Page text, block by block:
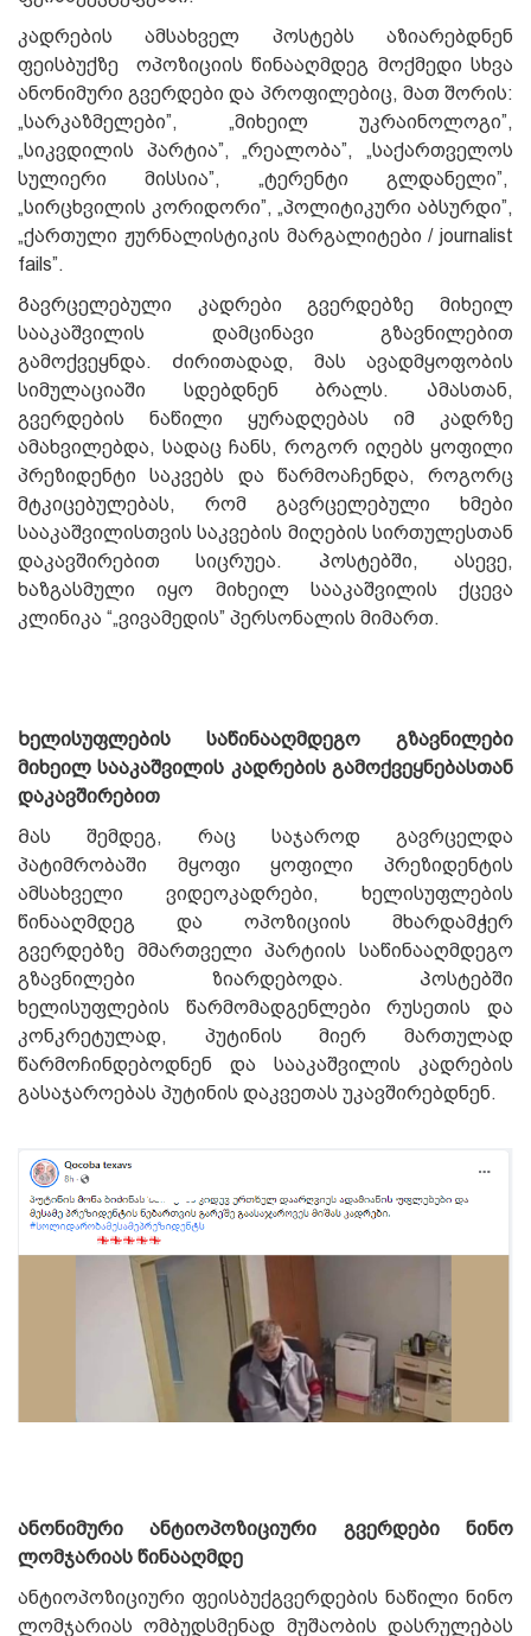
კადრების ამსახველ პოსტებს აზიარებდნენ
ფეისბუქზე ოპოზიციის წინააღმდეგ მოქმედი სხვა
ანონიმური გვერდები და პროფილებიც, მათ შორის:
„სარკაზმელები”, „მიხეილ უკრაინოლოგი”,
„სიკვდილის პარტია”, „რეალობა”, „საქართველოს
სულიერი მისსია”, „ტერენტი გლდანელი”,
„სირცხვილის კორიდორი”, „პოლიტიკური აბსურდი”,
„ქართული ჟურნალისტიკის მარგალიტები / journalist
fails”.
Გავრცელებული კადრები გვერდებზე მიხეილ
სააკაშვილის დამცინავი გზავნილებით
გამოქვეყნდა. Ძირითადად, მას ავადმყოფობის
სიმულაციაში სდებდნენ ბრალს. Ამასთან,
გვერდების ნაწილი ყურადღებას იმ კადრზე
ამახვილებდა, სადაც ჩანს, როგორ იღებს ყოფილი
პრეზიდენტი საკვებს და წარმოაჩენდა, როგორც
მტკიცებულებას, რომ გავრცელებული ხმები
სააკაშვილისთვის საკვების მიღების სირთულესთან
დაკავშირებით სიცრუეა. Პოსტებში, ასევე,
ხაზგასმული იყო მიხეილ სააკაშვილის ქცევა
კლინიკა “„ვივამედის” პერსონალის მიმართ.
Ხელისუფლების საწინააღმდეგო გზავნილები
მიხეილ სააკაშვილის კადრების გამოქვეყნებასთან
დაკავშირებით
Მას შემდეგ, რაც საჯაროდ გავრცელდა
პატიმრობაში მყოფი ყოფილი პრეზიდენტის
ამსახველი ვიდეოკადრები, ხელისუფლების
წინააღმდეგ და ოპოზიციის მხარდამჭერ
გვერდებზე მმართველი პარტიის საწინააღმდეგო
გზავნილები ზიარდებოდა. Პოსტებში
ხელისუფლების წარმომადგენლები რუსეთის და
კონკრეტულად, პუტინის მიერ მართულად
წარმოჩინდებოდნენ და სააკაშვილის კადრების
გასაჯაროებას პუტინის დაკვეთას უკავშირებდნენ.
ანონიმური ანტიოპოზიციური გვერდები ნინო
ლომჯარიას წინააღმდე
ანტიოპოზიციური ფეისბუქგვერდების ნაწილი ნინო
ლომჯარიას ომბუდსმენად მუშაობის დასრულებას